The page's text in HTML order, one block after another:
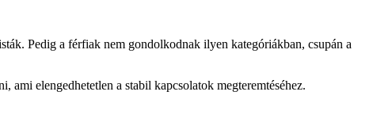
Pedig a férfiak nem gondolkodnak ilyen kategóriákban, csupán a
elengedhetetlen a stabil kapcsolatok megteremtéséhez.